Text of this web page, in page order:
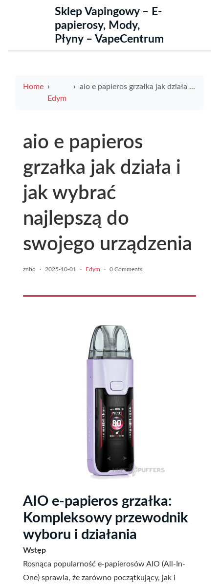
Sklep Vapingowy – E-
papierosy, Mody,
Płyny – VapeCentrum
Home
Edym
aio e papieros grzałka jak działa i jak wybrać najlepszą do swojego urządzenia
aio e papieros
grzałka jak działa i
jak wybrać
najlepszą do
swojego urządzenia
znbo · 2025-10-01 · Edym · 0 Comments
AIO e-papieros grzałka:
Kompleksowy przewodnik
wyboru i działania
Wstęp
Rosnąca popularność e-papierosów AIO (All-In-
One) sprawia, że zarówno początkujący, jak i